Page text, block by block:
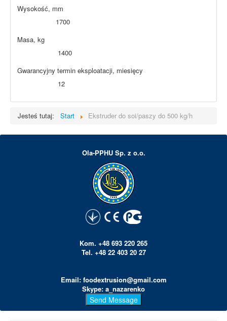
Wysokość, mm
1700
Masa, kg
1400
Gwarancyjny termin eksploatacji, miesięcy
12
Jesteś tutaj: Start Ekstruder do soi/paszy do 500 kg/h
Ola-PPHU Sp. z o.o.
Kom. +48 693 220 265
Tel. +48 22 403 20 27
Email: foodextrusion@gmail.com
Skype: a_nazarenko